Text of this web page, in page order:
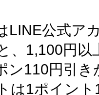
LINE公式ア
、1,100円以
ン110円引
は1ポイン